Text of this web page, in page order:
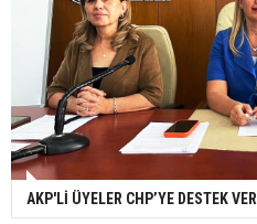
AKP'Lİ ÜYELER CHP’YE DESTEK